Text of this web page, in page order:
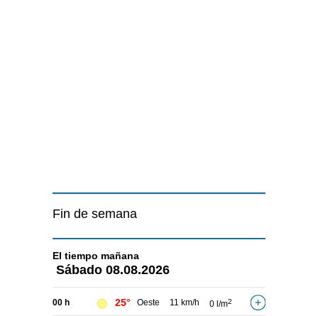
Fin de semana
El tiempo mañana
Sábado 08.08.2026
00 h 25° Oeste 11 km/h 0 l/m2